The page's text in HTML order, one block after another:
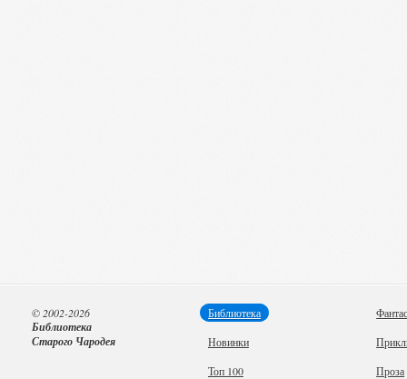
Библиотека
Новинки
Топ 100
Проза
© 2002-2026
Библиотека
Старого Чародея